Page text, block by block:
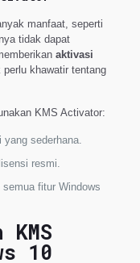
manfaat, seperti
tidak dapat
aktivasi
khawatir tentang
KMS Activator:
sederhana.
resmi.
fitur Windows
10